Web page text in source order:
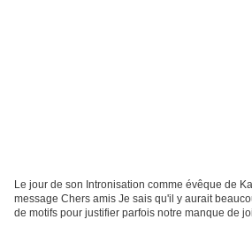
Le jour de son Intronisation comme évêque de Kara
message Chers amis Je sais qu'il y aurait
de motifs pour justifier parfois notre manque de